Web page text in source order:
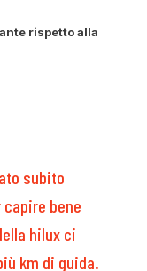
rispetto alla
subito
capire bene
hilux ci
km di guida.